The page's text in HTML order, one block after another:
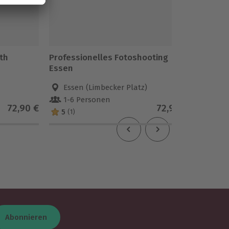
72,90 €
Professionelles Fotoshooting
Essen
Essen (Limbecker Platz)
1-6 Personen
5 (1) 72,90 €
Abonnieren